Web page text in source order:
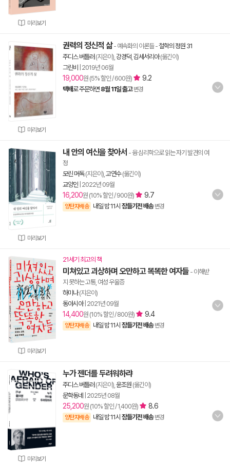
미리보기
미리보기
권력의 정신적 삶- 예속화의 이론들-철학의 정원 31
주디스 버틀러 (지은이), 강경덕 김세서리아(옮긴이)
그린비
2019년 06월
19,000원 (5% 할인 / 600원) 9.2
택배로 주문하면 8월 11일 출고 변경
미리보기
내 안의 여신을 찾아서 - 융 심리학으로 읽는 자기 발견의 여
정
모린 머독(지은이), 고연수(옮긴이)
교양인 2022년 09월
16,200원 (10% 할인 / 900원) 9.7
양탄자배송 내일 밤 11시 잠들기전 배송 변경
미리보기
21세기 최고의 책
미쳐있고 괴상하며 오만하고 똑똑한 여자들 - 이해받
지 못하는 고통, 여성 우울증
하미나(지은이)
동아시아| 2021년 09월
14,400원 (10% 할인 / 800원) 9.4
양탄자배송 내일 밤 11시 잠들기전 배송 변경
미리보기
누가 젠더를 두려워하랴
주디스 버틀러 (지은이), 윤조원 (옮긴이)
문학동네
2025년 08월
25,200원 (10% 할인 / 1,400원) 8.6
양탄자배송 내일 밤 11시 잠들기전 배송 변경